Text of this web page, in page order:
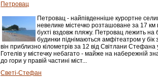
Петровац
Петровац - найпівденніше курортне
невелике містечко розташоване за 17 км
бухті вздовж пляжу. Петровац лежить на
будинки піднімаються амфітеатром у бік
він приблизно кілометрів за 12 від Світлани
Готелів у містечку небагато - майже на набережній
до гори у правій частині міст...
Светі-Стефан